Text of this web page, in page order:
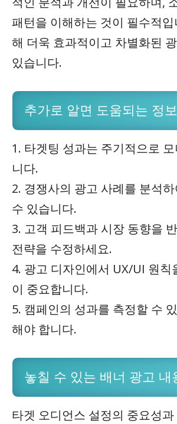
패턴을 이해하는 것이 필수적
해 더욱 효과적이고 차별화된
있습니다.
추가로 알면 도움되는 정보
1. 타겟팅 성과는 주기적으로
니다.
2. 경쟁사의 광고 사례를 분석
수 있습니다.
3. 고객 피드백과 시장 동향을
전략을 수정하세요.
4. 광고 디자인에서 UX/UI 원칙
이 중요합니다.
5. 캠페인의 성과를 측정할 수
해야 합니다.
놓칠 수 있는 배너 광고 내
타겟 오디언스 설정의 중요성